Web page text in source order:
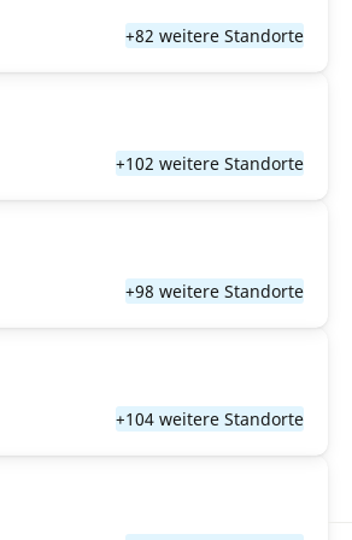
+82 weitere Standorte
+102 weitere Standorte
+98 weitere Standorte
+104 weitere Standorte